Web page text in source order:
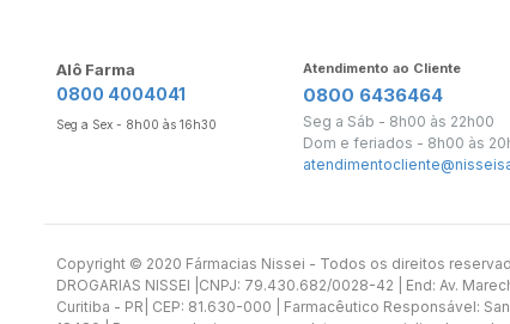
Alô Farma
0800 4004041
Seg a Sex - 8h00 às 16h30
Atendimento ao Cliente
0800 6436464
Seg a Sáb - 8h00 às 22h00
Dom e feriados - 8h00 às
Copyright ©️ 2020 Fármacias Nissei - Todos os direitos
DROGARIAS NISSEI |CNPJ: 79.430.682/0028-42 | End: Av.
Curitiba - PR| CEP: 81.630-000 | Farmacêutico Responsável: